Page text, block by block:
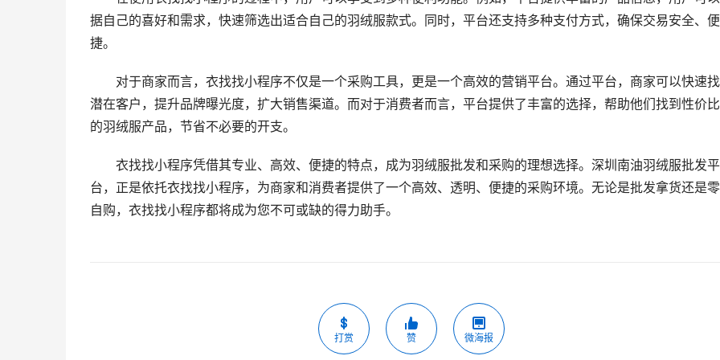
据自己的喜好和需求，快速筛选出适合自己的羽绒服款式。同时，平台还支持多种支付方式，确保交易安全、便
捷。
对于商家而言，衣找找小程序不仅是一个采购工具，更是一个高效的营销平台。通过平台，商家可以快速找
潜在客户，提升品牌曝光度，扩大销售渠道。而对于消费者而言，平台提供了丰富的选择，帮助他们找到性价
的羽绒服产品，节省不必要的开支。
衣找找小程序凭借其专业、高效、便捷的特点，成为羽绒服批发和采购的理想选择。深圳南油羽绒服批发平
台，正是依托衣找找小程序，为商家和消费者提供了一个高效、透明、便捷的采购环境。无论是批发拿货还是
自购，衣找找小程序都将成为您不可或缺的得力助手。
打赏 赞 微海报